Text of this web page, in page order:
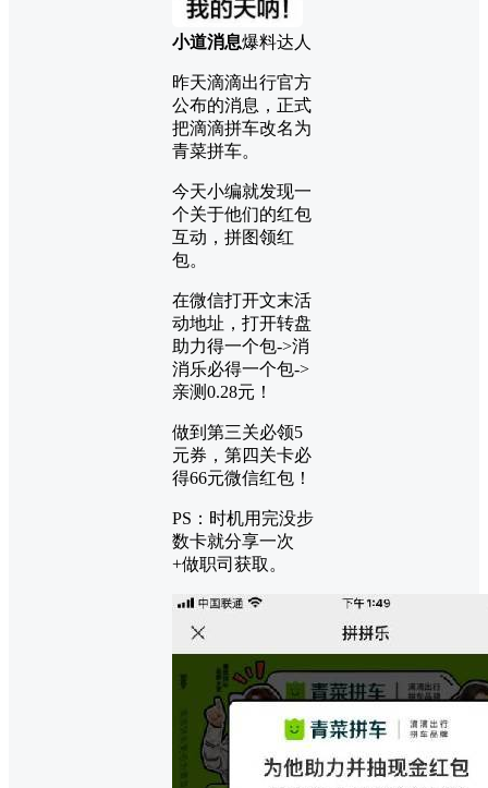
小道消息爆料达人
昨天滴滴出行官方
公布的消息，正式
把滴滴拼车改名为
青菜拼车。
今天小编就发现一
个关于他们的红包
互动，拼图领红
包。
在微信打开文末活
动地址，打开转盘
助力得一个包->消
消乐必得一个包->
亲测0.28元！
做到第三关必领5
元券，第四关卡必
得66元微信红包！
PS：时机用完没步
数卡就分享一次
+做职司获取。